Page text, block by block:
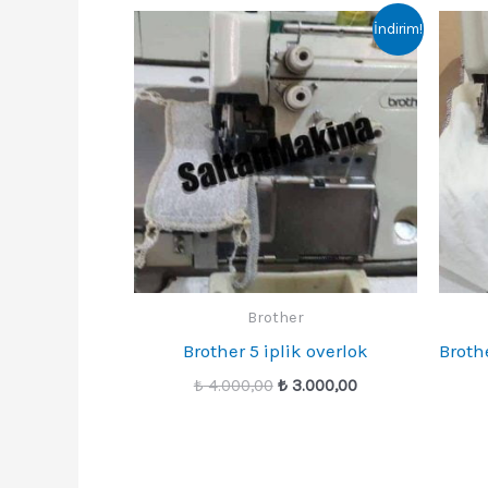
İndirim!
Brother
Brother 5 iplik overlok
₺4.000,00 Orijinal
₺3.000,00Şu